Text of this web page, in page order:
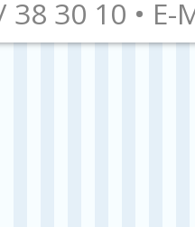
38 30 10 • E-